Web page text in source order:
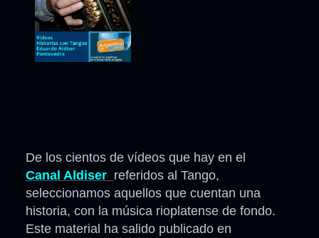
De los cientos de vídeos que hay en el
Canal Aldiser referidos al Tango,
seleccionamos aquellos que cuentan una
historia, con la música rioplatense de fondo.
Este material ha salido publicado en